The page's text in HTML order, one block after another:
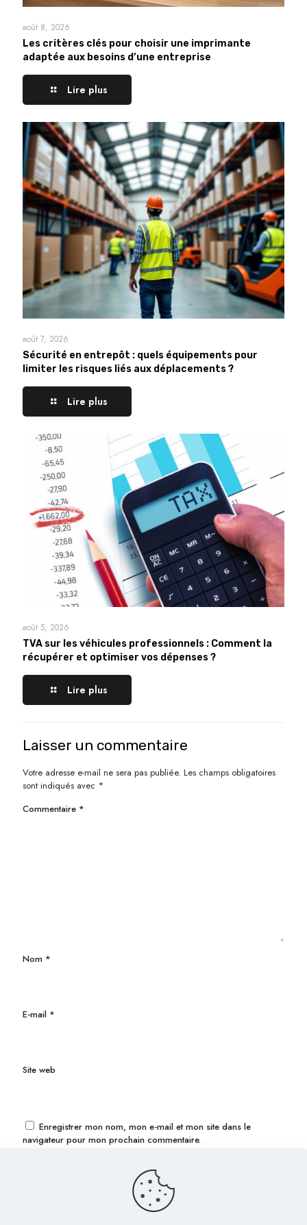
août 8, 2026
Les critères clés pour choisir une imprimante
adaptée aux besoins d’une entreprise
Lire plus
août 7, 2026
Sécurité en entrepôt : quels équipements pour
limiter les risques liés aux déplacements ?
Lire plus
août 5, 2026
TVA sur les véhicules professionnels : Comment la
récupérer et optimiser vos dépenses ?
Lire plus
Laisser un commentaire
Votre adresse e-mail ne sera pas publiée. Les champs obligatoires
sont indiqués avec *
Commentaire *
Nom *
E-mail *
Site web
Enregistrer mon nom, mon e-mail et mon site dans le
navigateur pour mon prochain commentaire.